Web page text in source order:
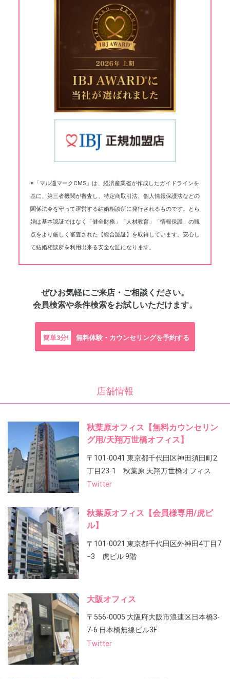
※「マル適マークCMS」は、経済産業省が作成したガイドラインを
基に、第三者機関が審査し、特定商取引法、個人情報保護法などの
関係法令を守って運営する結婚相談所に発行されるものです。とら
婚は基本認証ではなく「健全財務」「人材教育」「情報保護」の観
点をより厳しく審査された【総合認証】を取得しています。安心し
て結婚相談所を利用出来る安全な証になります。
ぜひお気軽にご来店・ご相談ください。
会員検索や条件検索をお試しいただけます。
簡単3分! 無料体験・カウンセリングを予約する
店舗情報
秋葉原オフィス【無料カウンセリン
グ用/天翔万世橋オフィス】
〒101-0041 東京都千代田区神田須田町2
丁目23-1 秋葉原 天翔万世橋オフィス
Twitter
秋葉原オフィス【会員様専用/虎ビ
ル】
〒101-0021 東京都千代田区外神田4丁目7
−3 虎ビル 9階
大阪オフィス
〒556-0005 大阪府大阪市浪速区日本橋3-
7-6 日本橋無線ビル3F
Twitter